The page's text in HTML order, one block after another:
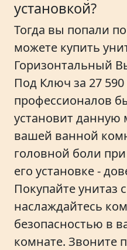
установкой?
Тогда вы попали
можете купить
Горизонтальный
Под Ключ за 27
профессионалов
установит данную
вашей ванной
головной боли
его установке -
Покупайте унитаз
наслаждайтесь
безопасностью в
комнате. Звоните